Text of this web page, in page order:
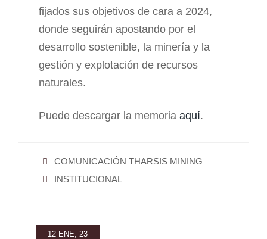
fijados sus objetivos de cara a 2024,
donde seguirán apostando por el
desarrollo sostenible, la minería y la
gestión y explotación de recursos
naturales.
Puede descargar la memoria aquí.
COMUNICACIÓN THARSIS MINING
INSTITUCIONAL
12 ENE, 23